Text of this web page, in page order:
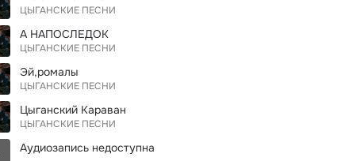
ЦЫГАНСКИЕ ПЕСНИ
А НАПОСЛЕДОК
ЦЫГАНСКИЕ ПЕСНИ
Эй,ромалы
ЦЫГАНСКИЕ ПЕСНИ
Цыганский Караван
ЦЫГАНСКИЕ ПЕСНИ
Аудиозапись недоступна